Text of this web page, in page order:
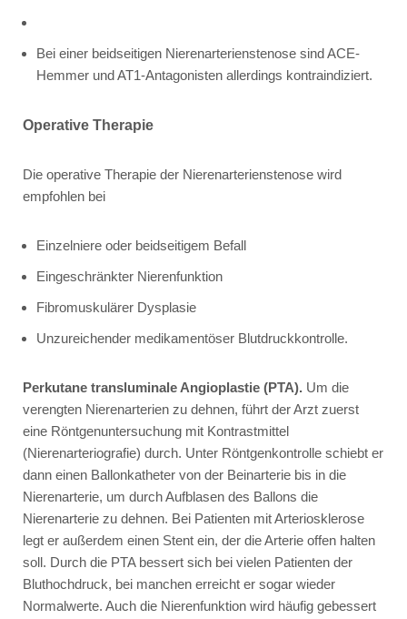
Bei einer beidseitigen Nierenarterienstenose sind ACE-
Hemmer und AT1-Antagonisten allerdings kontraindiziert.
Operative Therapie
Die operative Therapie der Nierenarterienstenose wird
empfohlen bei
Einzelniere oder beidseitigem Befall
Eingeschränkter Nierenfunktion
Fibromuskulärer Dysplasie
Unzureichender medikamentöser Blutdruckkontrolle.
Perkutane transluminale Angioplastie (PTA). Um die
verengten Nierenarterien zu dehnen, führt der Arzt zuerst
eine Röntgenuntersuchung mit Kontrastmittel
(Nierenarteriografie) durch. Unter Röntgenkontrolle schiebt er
dann einen Ballonkatheter von der Beinarterie bis in die
Nierenarterie, um durch Aufblasen des Ballons die
Nierenarterie zu dehnen. Bei Patienten mit Arteriosklerose
legt er außerdem einen Stent ein, der die Arterie offen halten
soll. Durch die PTA bessert sich bei vielen Patienten der
Bluthochdruck, bei manchen erreicht er sogar wieder
Normalwerte. Auch die Nierenfunktion wird häufig gebessert